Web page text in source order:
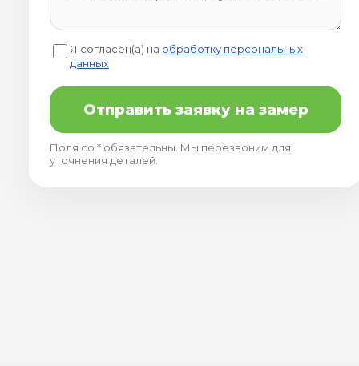
Я согласен(а) на обработку персональных
данных
Отправить заявку на замер
Поля со * обязательны. Мы перезвоним для
уточнения деталей.